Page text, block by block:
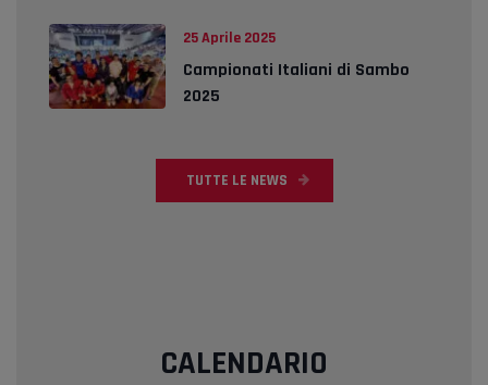
25 Aprile 2025
Campionati Italiani di Sambo
2025
TUTTE LE NEWS
CALENDARIO